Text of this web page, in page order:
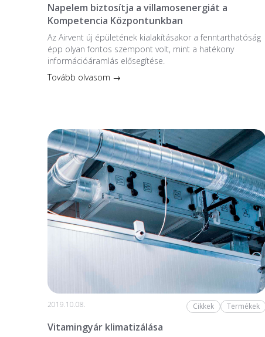
Napelem biztosítja a villamosenergiát a
Kompetencia Központunkban
Az Airvent új épületének kialakításakor a fenntarthatóság
épp olyan fontos szempont volt, mint a hatékony
információáramlás elősegítése.
Tovább olvasom →
2019.10.08. Cikkek Termékek
Vitamingyár klimatizálása